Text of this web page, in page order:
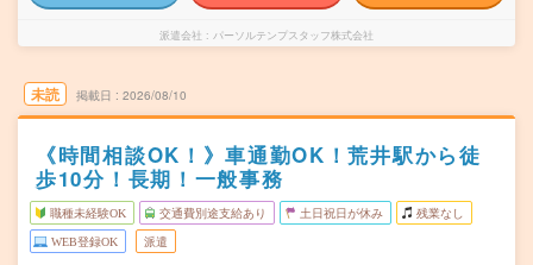
派遣会社 パーソルテンプスタッフ株式会社
未読 掲載日 2026/08/10
《時間相談OK！》車通勤OK！荒井駅から徒
歩10分！長期！一般事務
職種未経験OK 交通費別途支給あり 土日祝日が休み 残業なし
WEB登録OK 派遣